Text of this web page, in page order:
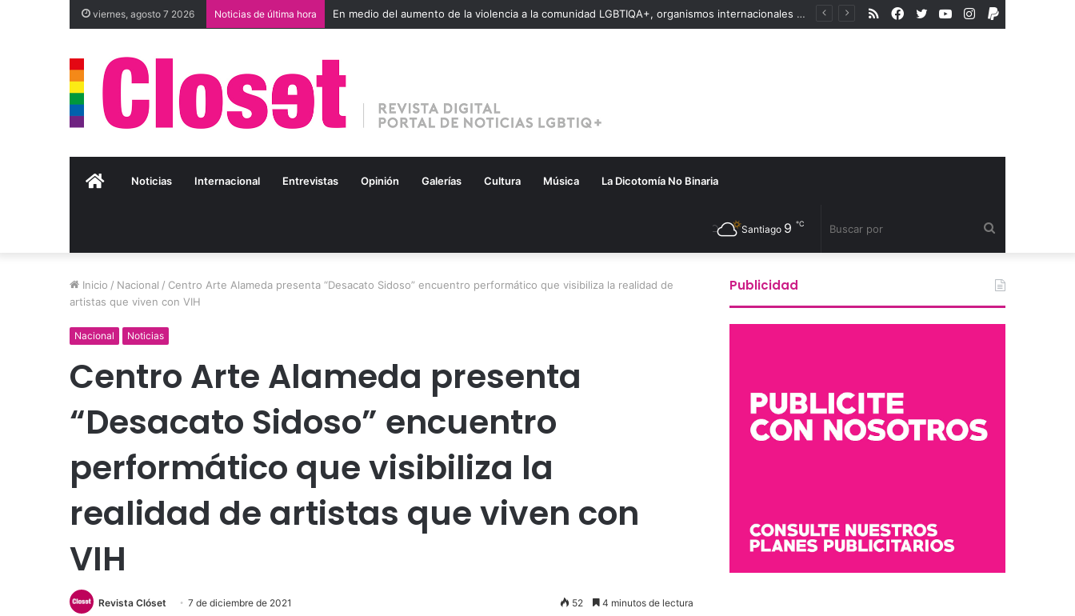
viernes, agosto 7 2026 Noticias de última hora Excéntrico abre convocatoria internacional para su 8va edición e invita a exhibir nuevas miradas PayPal
Instagram
YouTube
Twitter
Facebook
RSS
Inicio Noticias Internacional Entrevistas Opinión Galerías Cultura Música La Dicotomía No Binaria
por
Santiago 9 ℃
Inicio / Nacional / Centro Arte Alameda presenta “Desacato Sidoso” encuentro performático que visibiliza la realidad de
artistas que viven con VIH
Nacional Noticias
Centro Arte Alameda presenta
“Desacato Sidoso” encuentro
performático que visibiliza la
realidad de artistas que viven con
VIH
Revista Clóset 7 de diciembre de 2021 52 4 minutos de lectura
Publicidad